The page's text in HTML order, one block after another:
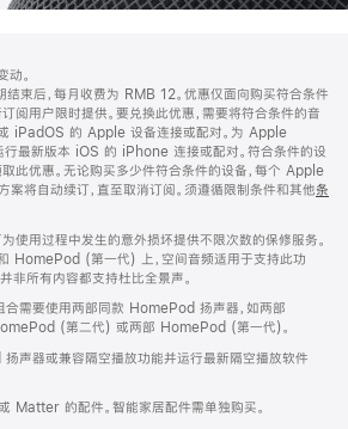
动。
结束后，每月收费为 RMB 12。优惠仅面向购买符合条件
用户限时提供。要兑换此优惠，需要将符合条件的音
iPadOS 的 Apple 设备连接或配对。为 Apple
行最新版本 iOS 的 iPhone 连接或配对。符合条件的设
此优惠。无论购买多少件符合条件的设备，每个 Apple
案将自动续订，直至取消订阅。须遵循限制条件和其他条
用过程中发生的意外损坏提供不限次数的保修服务。
HomePod (第一代) 上，空间音频适用于支持此功
非所有内容都支持杜比全景声。
需要使用两部同款 HomePod 扬声器，如两部
(第二代) 或两部 HomePod (第一代)。
声器或兼容隔空播放功能并运行最新隔空播放软件
Matter 的配件。智能家居配件需单独购买。